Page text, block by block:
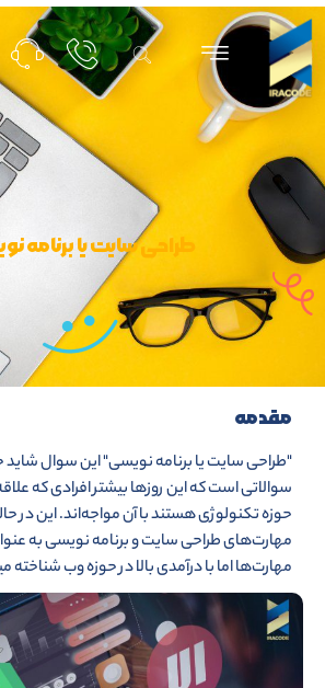
طراحی سایت یا برنامه
مقدمه
"طراحی سایت یا برنامه نویسی" این سوال شاید
سوالاتی است که این روزها بیشتر افرادی که
حوزه تکنولوژی هستند با آن مواجه‌اند. این در
مهارت‌های طراحی سایت و برنامه نویسی به
مهارت‌ها اما با درآمدی بالا در حوزه وب شناخته